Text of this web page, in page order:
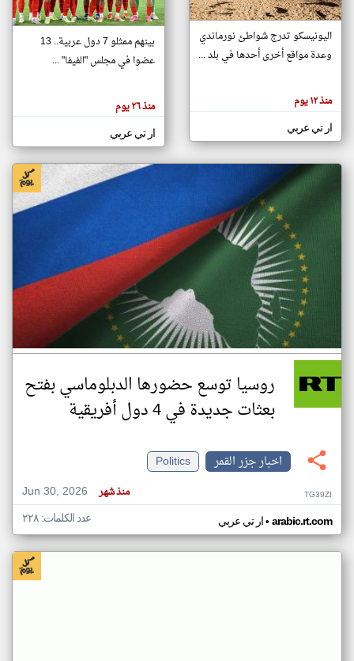
تغيير الدولة
اخبار جزر القمر على مدار الساعة
أهم اخبار جزر القمر العاجلة والمباشرة
هنا عن
وجهة
كاتبيها.
اليونيسكو تدرج شواطئ نورماندي
وعدة مواقع أخرى أحدها في بلد ...
منذ ١٢ يوم
ار تي عربي
بينهم ممثلو 7 دول عربية.. 13
عضوا في مجلس "الفيفا" ...
منذ ٢٦ يوم
ار تي عربي
روسيا توسع حضورها الدبلوماسي بفتح
بعثات جديدة في 4 دول أفريقية
اخبار جزر القمر
Politics
Jun 30, 2026
منذ شهر TG39ZI
ار تي عربي• arabic.rt.com عدد الكلمات: ٢٢٨
klyoum.com